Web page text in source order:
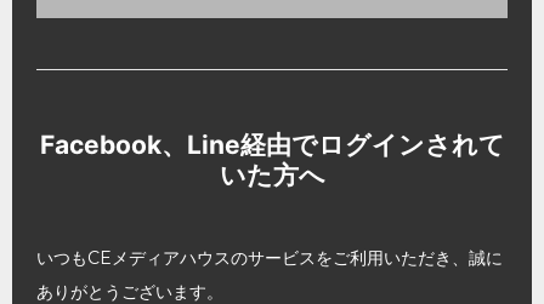
Facebook、Line経由でログインされて
いた方へ
いつもCEメディアハウスのサービスをご利用いただき、誠に
ありがとうございます。